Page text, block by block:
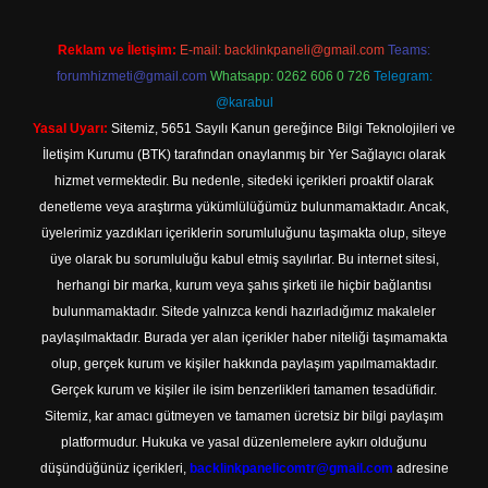
Reklam ve İletişim: E-mail: backlinkpaneli@gmail.com Teams:
forumhizmeti@gmail.com Whatsapp: 0262 606 0 726 Telegram:
@karabul
Yasal Uyarı: Sitemiz, 5651 Sayılı Kanun gereğince Bilgi Teknolojileri ve
İletişim Kurumu (BTK) tarafından onaylanmış bir Yer Sağlayıcı olarak
hizmet vermektedir. Bu nedenle, sitedeki içerikleri proaktif olarak
denetleme veya araştırma yükümlülüğümüz bulunmamaktadır. Ancak,
üyelerimiz yazdıkları içeriklerin sorumluluğunu taşımakta olup, siteye
üye olarak bu sorumluluğu kabul etmiş sayılırlar. Bu internet sitesi,
herhangi bir marka, kurum veya şahıs şirketi ile hiçbir bağlantısı
bulunmamaktadır. Sitede yalnızca kendi hazırladığımız makaleler
paylaşılmaktadır. Burada yer alan içerikler haber niteliği taşımamakta
olup, gerçek kurum ve kişiler hakkında paylaşım yapılmamaktadır.
Gerçek kurum ve kişiler ile isim benzerlikleri tamamen tesadüfidir.
Sitemiz, kar amacı gütmeyen ve tamamen ücretsiz bir bilgi paylaşım
platformudur. Hukuka ve yasal düzenlemelere aykırı olduğunu
düşündüğünüz içerikleri, backlinkpanelicomtr@gmail.com adresine